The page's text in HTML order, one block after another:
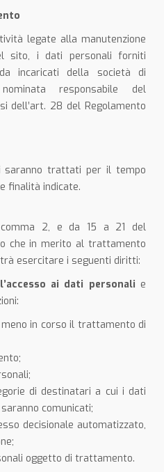
legate alla manutenzione
sito, i dati personali forniti
incaricati della società di
responsabile del
dell’art. 28 del Regolamento
saranno trattati per il tempo
finalità indicate.
2, e da 15 a 21 del
che in merito al trattamento
esercitare i seguenti diritti:
ai dati personali e
in corso il trattamento di
di destinatari a cui i dati
comunicati;
decisionale automatizzato,
oggetto di trattamento.